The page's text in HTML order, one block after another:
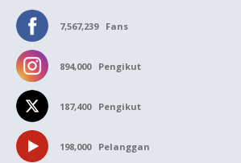
7,567,239 Fans
894,000 Pengikut
187,400 Pengikut
198,000 Pelanggan